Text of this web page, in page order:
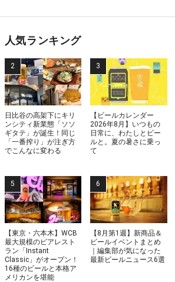
人気ランキング
日比谷の高架下にキリ
ンシティ新業態「ソソ
ギタテ」が誕生！同じ
「一番搾り」が注ぎ方
でこんなに変わる
【ビールカレンダー
2026年8月】いつもの
日常に、わたしとビー
ルと。夏の暑さに乗っ
て
【東京・六本木】WCB
最大規模のビアレスト
ラン「Instant
Classic」がオープン！
16種のビールと本格ア
メリカンを堪能
【8月第1週】新商品＆
ビールイベントまとめ
｜編集部が気になった
最新ビールニュース6選